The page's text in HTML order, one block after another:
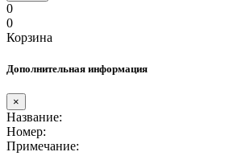
0
0
Корзина
Дополнительная информация
×
Название:
Номер:
Примечание: